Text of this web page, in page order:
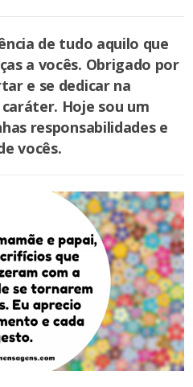
de tudo aquilo que
a vocês. Obrigado por
e se dedicar na
Hoje sou um
responsabilidades e
vocês.